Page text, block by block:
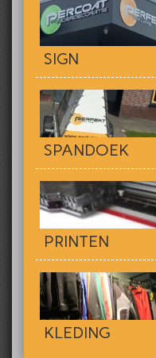
SIGN
SPANDOEK
PRINTEN
KLEDING